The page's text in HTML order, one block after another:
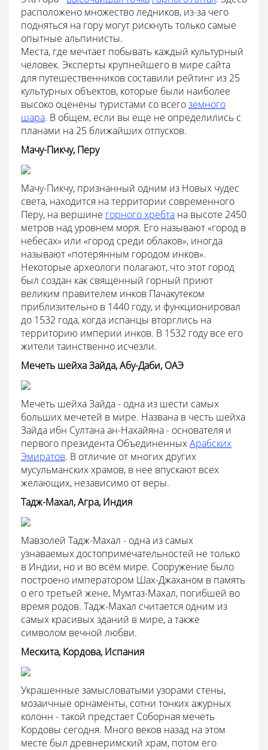
расположено множество ледников, из-за чего
подняться на гору могут рискнуть только самые
опытные альпинисты.
Места, где мечтает побывать каждый культурный
человек. Эксперты крупнейшего в мире сайта
для путешественников составили рейтинг из 25
культурных объектов, которые были наиболее
высоко оценены туристами со всегоземного
шара. В общем, если вы еще не определились с
планами на 25 ближайших отпусков.
Мачу-Пикчу, Перу
Мачу-Пикчу, признанный одним из Новых чудес
света, находится на территории современного
Перу, на вершине горного хребта на высоте 2450
метров над уровнем моря. Его называют «город в
небесах» или «город среди облаков», иногда
называют «потерянным городом инков».
Некоторые археологи полагают, что этот город
был создан как священный горный приют
великим правителем инков Пачакутеком
приблизительно в 1440 году, и функционировал
до 1532 года, когда испанцы вторглись на
территорию империи инков. В 1532 году все его
жители таинственно исчезли.
Мечеть шейха Зайда, Абу-Даби, ОАЭ
Мечеть шейха Зайда - одна из шести самых
больших мечетей в мире. Названа в честь шейха
Зайда ибн Султана ан-Нахайяна - основателя и
первого президента ОбъединенныхАрабских
Эмиратов. В отличие от многих других
мусульманских храмов, в нее впускают всех
желающих, независимо от веры.
Тадж-Махал, Агра, Индия
Мавзолей Тадж-Махал - одна из самых
узнаваемых достопримечательностей не только
в Индии, но и во всём мире. Сооружение было
построено императором Шах-Джаханом в память
о его третьей жене, Мумтаз-Махал, погибшей во
время родов. Тадж-Махал считается одним из
самых красивых зданий в мире, а также
символом вечной любви.
Мескита, Кордова, Испания
Украшенные замысловатыми узорами стены,
мозаичные орнаменты, сотни тонких ажурных
колонн - такой предстает Соборная мечеть
Кордовы сегодня. Много веков назад на этом
месте был древнеримский храм, потом его